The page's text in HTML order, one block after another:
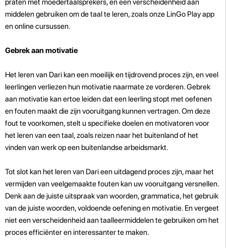
middelen gebruiken om de taal te leren, zoals onze LinGo Play app
en online cursussen.
Gebrek aan motivatie
Het leren van Dari kan een moeilijk en tijdrovend proces zijn, en veel
leerlingen verliezen hun motivatie naarmate ze vorderen. Gebrek
aan motivatie kan ertoe leiden dat een leerling stopt met oefenen
en fouten maakt die zijn vooruitgang kunnen vertragen. Om deze
fout te voorkomen, stelt u specifieke doelen en motivatoren voor
het leren van een taal, zoals reizen naar het buitenland of het
vinden van werk op een buitenlandse arbeidsmarkt.
Tot slot kan het leren van Dari een uitdagend proces zijn, maar het
vermijden van veelgemaakte fouten kan uw vooruitgang versnellen.
Denk aan de juiste uitspraak van woorden, grammatica, het gebruik
van de juiste woorden, voldoende oefening en motivatie. En vergeet
niet een verscheidenheid aan taalleermiddelen te gebruiken om het
proces efficiënter en interessanter te maken.